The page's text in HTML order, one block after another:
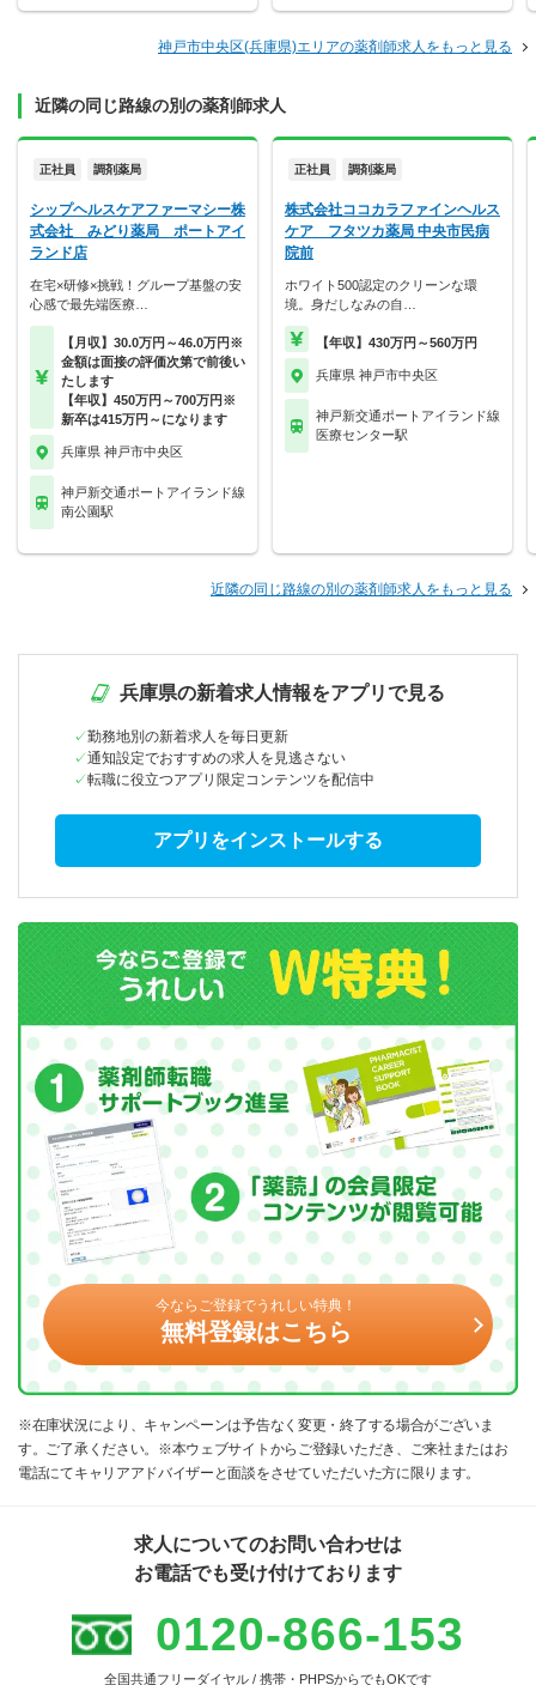
神戸市中央区(兵庫県)エリアの薬剤師求人をもっと見る
近隣の同じ路線の別の薬剤師求人
正社員 調剤薬局
シップヘルスケアファーマシー株
式会社 みどり薬局 ポートアイ
ランド店
在宅×研修×挑戦！グループ基盤の安
心感で最先端医療…
【月収】30.0万円～46.0万円※
金額は面接の評価次第で前後い
たします
【年収】450万円～700万円※
新卒は415万円～になります
兵庫県 神戸市中央区
神戸新交通ポートアイランド線
南公園駅
正社員 調剤薬局
株式会社ココカラファインヘルス
ケア フタツカ薬局 中央市民病
院前
ホワイト500認定のクリーンな環
境。身だしなみの自…
【年収】430万円～560万円
兵庫県 神戸市中央区
神戸新交通ポートアイランド線
医療センター駅
近隣の同じ路線の別の薬剤師求人をもっと見る
兵庫県の新着求人情報をアプリで見る
勤務地別の新着求人を毎日更新
通知設定でおすすめの求人を見逃さない
転職に役立つアプリ限定コンテンツを配信中
アプリをインストールする
今ならご登録でうれしい特典！
無料登録はこちら
※在庫状況により、キャンペーンは予告なく変更・終了する場合がございま
す。ご了承ください。※本ウェブサイトからご登録いただき、ご来社またはお
電話にてキャリアアドバイザーと面談をさせていただいた方に限ります。
求人についてのお問い合わせは
お電話でも受け付けております
0120-866-153
全国共通フリーダイヤル / 携帯・PHPSからでもOKです